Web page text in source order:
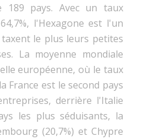
189 pays. Avec un taux
l'Hexagone est l'un
le plus leurs petites
La moyenne mondiale
européenne, où le taux
France est le second pays
derrière l'Italie
les plus séduisants, la
(20,7%) et Chypre